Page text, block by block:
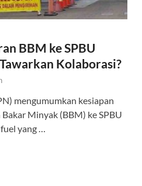
BBM ke SPBU
Kolaborasi?
mengumumkan kesiapan
Minyak (BBM) ke SPBU
yang …